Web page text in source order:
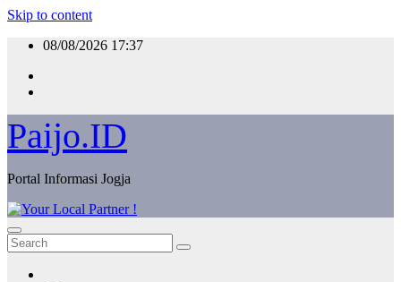
Skip to content
08/08/2026 17:37
Paijo.ID
Portal Informasi Jogja